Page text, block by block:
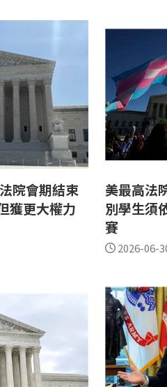
院會期結束
獲更大權力
美最高法
別學生須
賽
2026-06-